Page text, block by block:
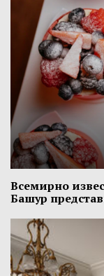
Всемирно
Башур